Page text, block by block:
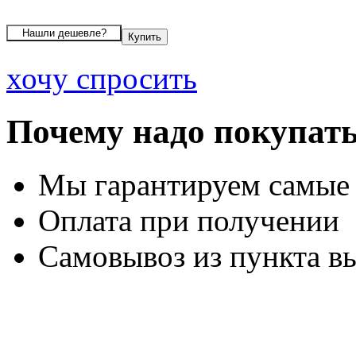
хочу спросить
Почему надо
Мы гарантируем
Оплата при получении
Самовывоз из пункта